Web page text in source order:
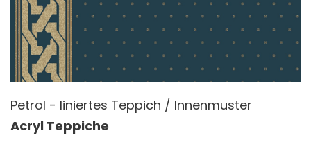
Petrol - liniertes Teppich / Innenmuster
Acryl Teppiche